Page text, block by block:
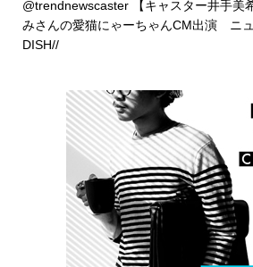
@trendnewscaster【キャスター井手美
みさんの愛猫にゃーちゃんCM出演 ニ
DISH//